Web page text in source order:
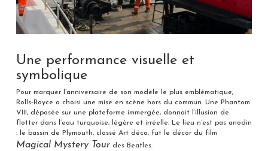
Une performance visuelle et
symbolique
Pour marquer l’anniversaire de son modèle le plus emblématique,
Rolls-Royce a choisi une mise en scène hors du commun. Une Phantom
VIII, déposée sur une plateforme immergée, donnait l’illusion de
flotter dans l’eau turquoise, légère et irréelle. Le lieu n’est pas anodin
: le bassin de Plymouth, classé Art déco, fut le décor du film
Magical Mystery Tourdes Beatles.